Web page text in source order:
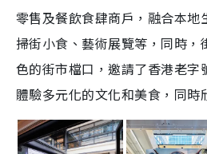
零售及餐飲食肆商戶，融合本地
掃街小食、藝術展覽等，同時
色的街市檔口，邀請了香港老字
體驗多元化的文化和美食，同時